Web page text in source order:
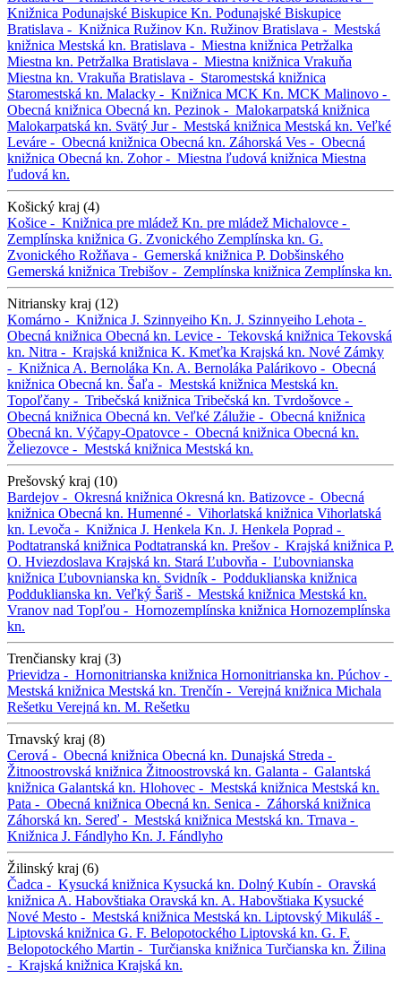
Knižnica Podunajské Biskupice Kn. Podunajské Biskupice
Bratislava - Knižnica Ružinov Kn. Ružinov Bratislava - Mestská
knižnica Mestská kn. Bratislava - Miestna knižnica Petržalka
Miestna kn. Petržalka Bratislava - Miestna knižnica Vrakuňa
Miestna kn. Vrakuňa Bratislava - Staromestská knižnica
Staromestská kn. Malacky - Knižnica MCK Kn. MCK Malinovo -
Obecná knižnica Obecná kn. Pezinok - Malokarpatská knižnica
Malokarpatská kn. Svätý Jur - Mestská knižnica Mestská kn. Veľké
Leváre - Obecná knižnica Obecná kn. Záhorská Ves - Obecná
knižnica Obecná kn. Zohor - Miestna ľudová knižnica Miestna
ľudová kn.
Košický kraj (4)
Košice - Knižnica pre mládež Kn. pre mládež Michalovce -
Zemplínska knižnica G. Zvonického Zemplínska kn. G.
Zvonického Rožňava - Gemerská knižnica P. Dobšinského
Gemerská knižnica Trebišov - Zemplínska knižnica Zemplínska kn.
Nitriansky kraj (12)
Komárno - Knižnica J. Szinnyeiho Kn. J. Szinnyeiho Lehota -
Obecná knižnica Obecná kn. Levice - Tekovská knižnica Tekovská
kn. Nitra - Krajská knižnica K. Kmeťka Krajská kn. Nové Zámky
- Knižnica A. Bernoláka Kn. A. Bernoláka Palárikovo - Obecná
knižnica Obecná kn. Šaľa - Mestská knižnica Mestská kn.
Topoľčany - Tribečská knižnica Tribečská kn. Tvrdošovce -
Obecná knižnica Obecná kn. Veľké Zálužie - Obecná knižnica
Obecná kn. Výčapy-Opatovce - Obecná knižnica Obecná kn.
Želiezovce - Mestská knižnica Mestská kn.
Prešovský kraj (10)
Bardejov - Okresná knižnica Okresná kn. Batizovce - Obecná
knižnica Obecná kn. Humenné - Vihorlatská knižnica Vihorlatská
kn. Levoča - Knižnica J. Henkela Kn. J. Henkela Poprad -
Podtatranská knižnica Podtatranská kn. Prešov - Krajská knižnica P.
O. Hviezdoslava Krajská kn. Stará Ľubovňa - Ľubovnianska
knižnica Ľubovnianska kn. Svidník - Podduklianska knižnica
Podduklianska kn. Veľký Šariš - Mestská knižnica Mestská kn.
Vranov nad Topľou - Hornozemplínska knižnica Hornozemplínska
kn.
Trenčiansky kraj (3)
Prievidza - Hornonitrianska knižnica Hornonitrianska kn. Púchov -
Mestská knižnica Mestská kn. Trenčín - Verejná knižnica Michala
Rešetku Verejná kn. M. Rešetku
Trnavský kraj (8)
Cerová - Obecná knižnica Obecná kn. Dunajská Streda -
Žitnoostrovská knižnica Žitnoostrovská kn. Galanta - Galantská
knižnica Galantská kn. Hlohovec - Mestská knižnica Mestská kn.
Pata - Obecná knižnica Obecná kn. Senica - Záhorská knižnica
Záhorská kn. Sereď - Mestská knižnica Mestská kn. Trnava -
Knižnica J. Fándlyho Kn. J. Fándlyho
Žilinský kraj (6)
Čadca - Kysucká knižnica Kysucká kn. Dolný Kubín - Oravská
knižnica A. Habovštiaka Oravská kn. A. Habovštiaka Kysucké
Nové Mesto - Mestská knižnica Mestská kn. Liptovský Mikuláš -
Liptovská knižnica G. F. Belopotockého Liptovská kn. G. F.
Belopotockého Martin - Turčianska knižnica Turčianska kn. Žilina
- Krajská knižnica Krajská kn.